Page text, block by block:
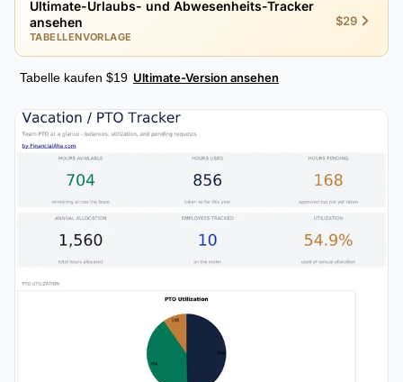
Ultimate-Urlaubs- und Abwesenheits-Tracker
ansehen
TABELLENVORLAGE
$29
Tabelle kaufen $19 Ultimate-Version ansehen